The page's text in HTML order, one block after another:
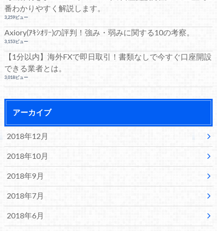
番わかりやすく解説します。
3,259ビュー
Axiory(ｱｷｼｵﾘｰ)の評判！強み・弱みに関する10の考察。
3,153ビュー
【1分以内】海外FXで即日取引！書類なしで今すぐ口座開設
できる業者とは。
3,018ビュー
アーカイブ
2018年12月
2018年10月
2018年9月
2018年7月
2018年6月